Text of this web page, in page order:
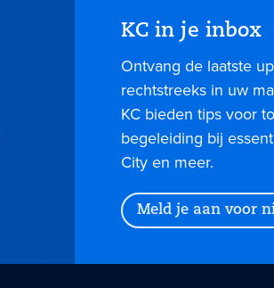
KC in je inbox
Ontvang de laatste
rechtstreeks in uw
KC bieden tips voor
begeleiding bij
City en meer.
Meld je aan voor